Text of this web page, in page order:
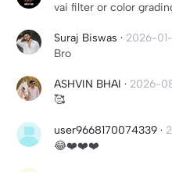
vai filter or color
Suraj Biswas · 2026-
Bro
ASHVIN BHAI · 2026-
🥰
user9668170074339 ·
😂❤️❤️❤️